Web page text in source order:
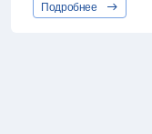
Подробнее